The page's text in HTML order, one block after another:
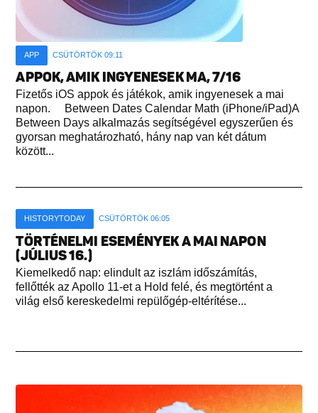
APP CSÜTÖRTÖK 09:11
APPOK, AMIK INGYENESEK MA, 7/16
Fizetős iOS appok és játékok, amik ingyenesek a mai
napon. Between Dates Calendar Math (iPhone/iPad)A
Between Days alkalmazás segítségével egyszerűen és
gyorsan meghatározható, hány nap van két dátum
között...
HISTORYTODAY CSÜTÖRTÖK 06:05
TÖRTÉNELMI ESEMÉNYEK A MAI NAPON
(JÚLIUS 16.)
Kiemelkedő nap: elindult az iszlám időszámítás,
fellőtték az Apollo 11-et a Hold felé, és megtörtént a
világ első kereskedelmi repülőgép-eltérítése...